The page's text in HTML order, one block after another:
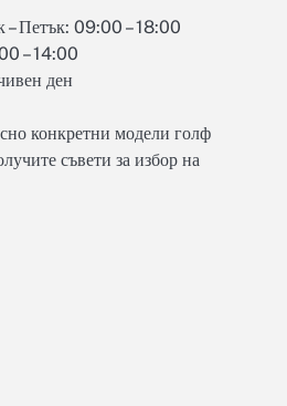
– Петък: 09:00 – 18:00
– 14:00
ден
конкретни модели голф
съвети за избор на